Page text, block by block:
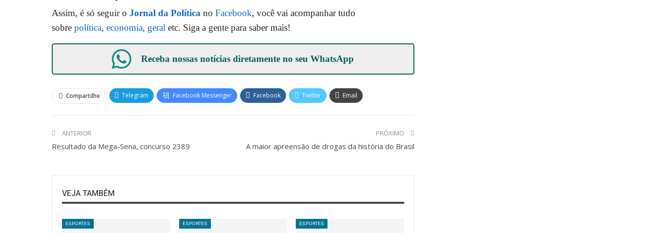
Assim, é só seguir o Jornal da Política no Facebook, você vai acompanhar tudo
sobre política, economia, geral etc. Siga a gente para saber mais!
Receba nossas notícias diretamente no seuWhatsApp
Compartilhe Telegram Facebook Messenger Facebook Twitter Email
ANTERIOR
Resultado da Mega-Sena, concurso 2389
PRÓXIMO
A maior apreensão de drogas da história do Brasil
VEJA TAMBÉM
ESPORTES ESPORTES ESPORTES